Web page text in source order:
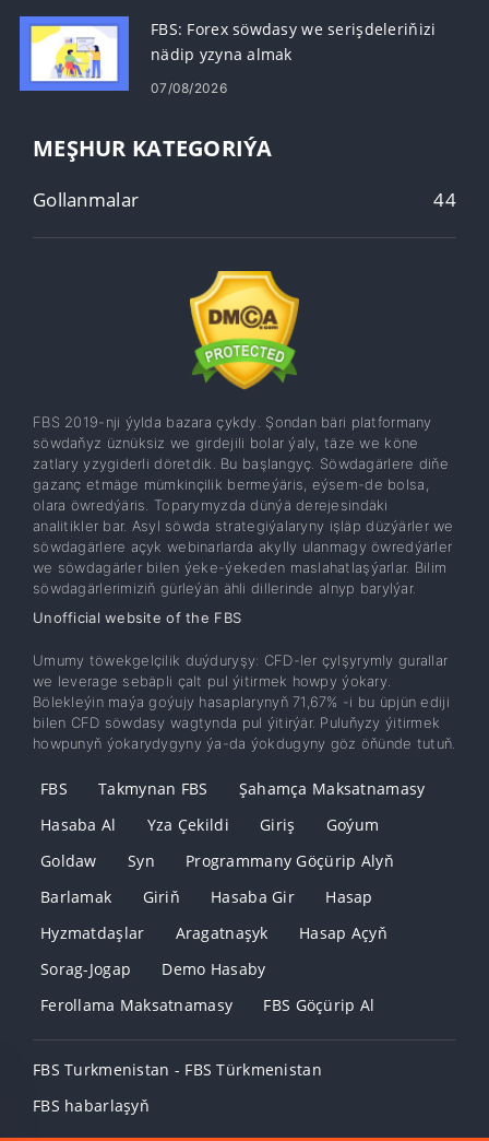
FBS: Forex söwdasy we serişdeleriňizi
nädip yzyna almak
07/08/2026
MEŞHUR KATEGORIÝA
Gollanmalar 44
FBS 2019-nji ýylda bazara çykdy. Şondan bäri platformany
söwdaňyz üznüksiz we girdejili bolar ýaly, täze we köne
zatlary yzygiderli döretdik. Bu başlangyç. Söwdagärlere diňe
gazanç etmäge mümkinçilik bermeýäris, eýsem-de bolsa,
olara öwredýäris. Toparymyzda dünýä derejesindäki
analitikler bar. Asyl söwda strategiýalaryny işläp düzýärler we
söwdagärlere açyk webinarlarda akylly ulanmagy öwredýärler
we söwdagärler bilen ýeke-ýekeden maslahatlaşýarlar. Bilim
söwdagärlerimiziň gürleýän ähli dillerinde alnyp barylýar.
Unofficial website of the FBS
Umumy töwekgelçilik duýduryşy: CFD-ler çylşyrymly gurallar
we leverage sebäpli çalt pul ýitirmek howpy ýokary.
Bölekleýin maýa goýujy hasaplarynyň 71,67% -i bu üpjün ediji
bilen CFD söwdasy wagtynda pul ýitirýär. Puluňyzy ýitirmek
howpunyň ýokarydygyny ýa-da ýokdugyny göz öňünde tutuň.
FBS Takmynan FBS
Şahamça Maksatnamasy
Hasaba Al
Yza Çekildi Giriş
Goýum
Goldaw
Syn
Programmany Göçürip Alyň
Barlamak
Giriň Hasaba Gir
Hasap
Hyzmatdaşlar
Aragatnaşyk
Hasap Açyň
Sorag-Jogap
Demo Hasaby
Ferollama Maksatnamasy
FBS Göçürip Al
FBS Turkmenistan - FBS Türkmenistan
FBS habarlaşyň